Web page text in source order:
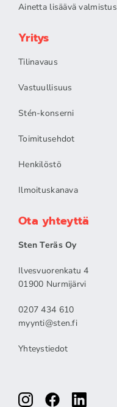
Ainetta lisäävä valmistus
Yritys
Tilinavaus
Vastuullisuus
Stén-konserni
Toimitusehdot
Henkilöstö
Ilmoituskanava
Ota yhteyttä
Sten Teräs Oy
Ilvesvuorenkatu 4
01900 Nurmijärvi
0207 434 610
myynti@sten.fi
Yhteystiedot